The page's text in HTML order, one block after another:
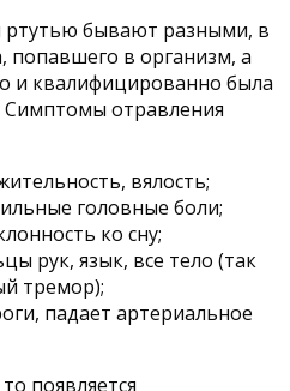
ртутью бывают разными, в
попавшего в организм, а
и квалифицированно была
отравления
вялость;
головные боли;
ко сну;
рук, язык, все тело (так
тремор);
падает артериальное
появляется